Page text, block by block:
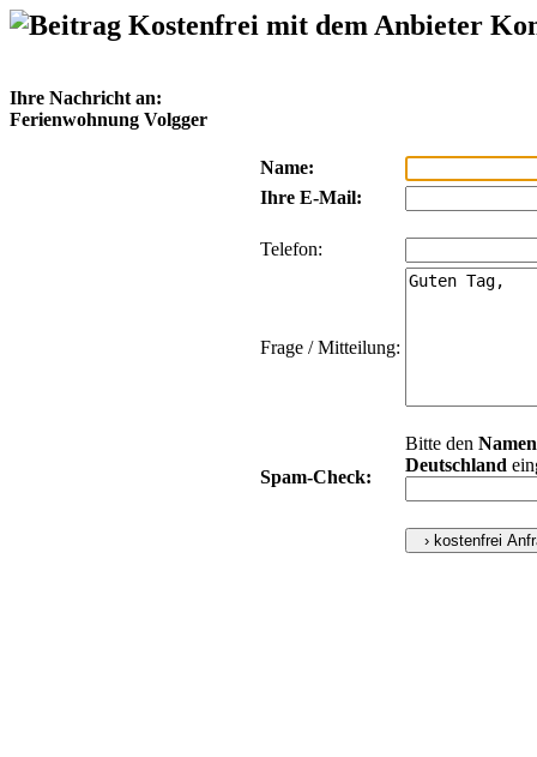
Kostenfrei mit dem Anbieter
Ihre Nachricht an:
Ferienwohnung Volgger
Name:
Ihre E-Mail:
Telefon:
Frage / Mitteilung:
Spam-Check:
Bitte den Namen
Deutschland